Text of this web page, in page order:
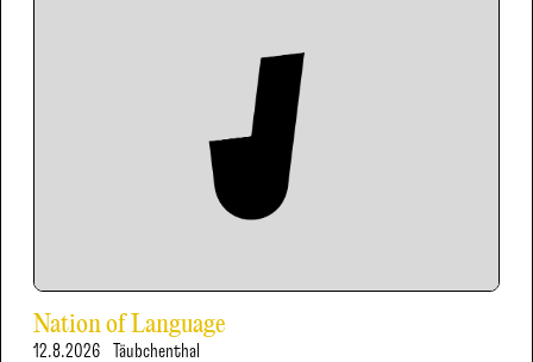
Nation of Language
12.8.2026 Täubchenthal